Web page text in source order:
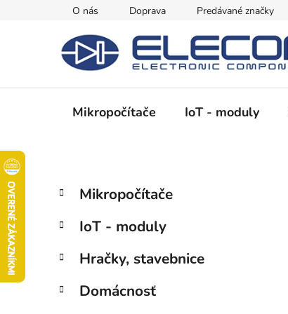
O nás Doprava Predávané značky
Mikropočítače IoT - moduly
B
č
ý
a
Preskočiť
kategórie
K
a
e
ó
i
Mikropočítače
IoT - moduly
Hračky, stavebnice
Domácnosť